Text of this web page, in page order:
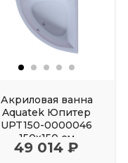
Акриловая ванна
Aquatek Юпитер
UPT150-0000046
150х150 см
49 014 ₽